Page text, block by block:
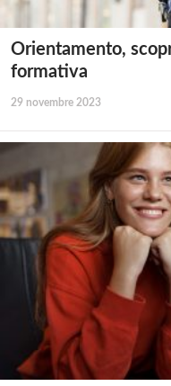
Orientamento,
formativa
29 novembre 2023